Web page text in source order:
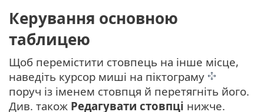
Керування основною
таблицею
Щоб перемістити стовпець на інше місце,
наведіть курсор миші на піктограму
поруч із іменем стовпця й перетягніть його.
Див. також Редагувати стовпці нижче.